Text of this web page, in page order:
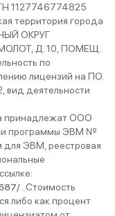
1127746774825
территория города
ОКРУГ
Д. 10, ПОМЕЩ.
по
лицензий на ПО.
вид деятельности
принадлежат ООО
программы ЭВМ №
для ЭВМ, реестровая
. Стоимость
либо как процент